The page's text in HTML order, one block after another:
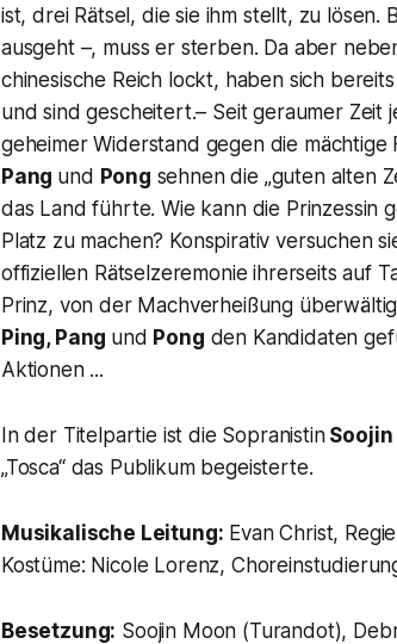
ist, drei Rätsel, die sie ihm stellt, zu
ausgeht –, muss er sterben. Da aber
chinesische Reich lockt, haben sich
und sind gescheitert.– Seit geraumer
geheimer Widerstand gegen die
Pang und Pong sehnen die „guten alten
das Land führte. Wie kann die Prinzessin
Platz zu machen? Konspirativ versuchen
offiziellen Rätselzeremonie ihrerseits auf
Prinz, von der Machverheißung
Ping, Pang und Pong den Kandidaten
Aktionen ...
In der Titelpartie ist die SopranistinSoojin
„Tosca“ das Publikum begeisterte.
Musikalische Leitung: Evan Christ,
Kostüme: Nicole Lorenz,
Besetzung: Soojin Moon (Turandot),